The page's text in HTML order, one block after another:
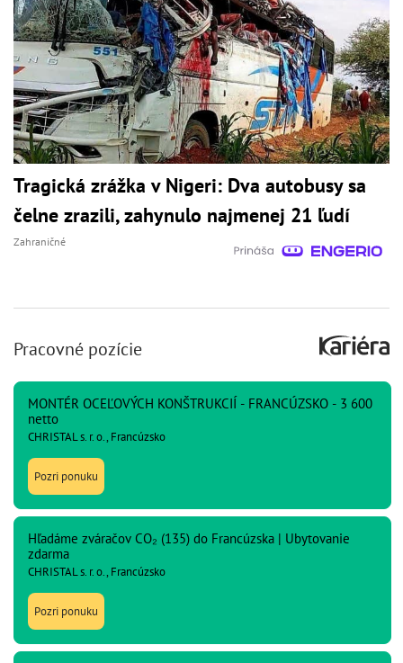
Tragická zrážka v Nigeri: Dva autobusy sa
čelne zrazili, zahynulo najmenej 21 ľudí
Zahraničné
Pracovné pozície
MONTÉR OCEĽOVÝCH KONŠTRUKCIÍ - FRANCÚZSKO - 3 600
netto
CHRISTAL s. r. o., Francúzsko
Pozri ponuku
Hľadáme zváračov CO₂ (135) do Francúzska | Ubytovanie
zdarma
CHRISTAL s. r. o., Francúzsko
Pozri ponuku